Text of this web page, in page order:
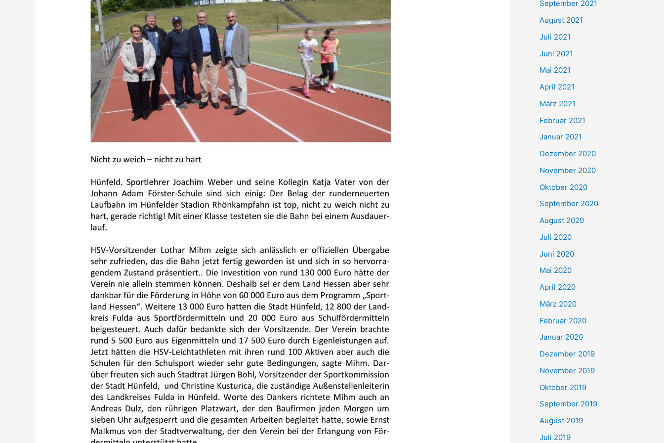
h
:
September 2021
August 2021
Juli 2021
Juni 2021
Mai 2021
April 2021
März 2021
Februar 2021
Januar 2021
Dezember 2020
November 2020
Oktober 2020
September 2020
August 2020
Juli 2020
Juni 2020
Mai 2020
April 2020
März 2020
Februar 2020
Januar 2020
Dezember 2019
November 2019
Oktober 2019
September 2019
August 2019
Juli 2019